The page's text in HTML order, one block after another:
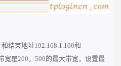
结束地址192.168.1.100和
宽是200，500的最大带宽，设置最